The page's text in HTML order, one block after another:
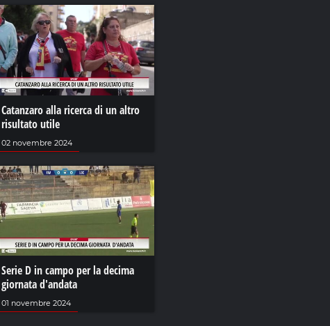
Catanzaro alla ricerca di un altro
risultato utile
02 novembre 2024
Serie D in campo per la decima
giornata d'andata
01 novembre 2024